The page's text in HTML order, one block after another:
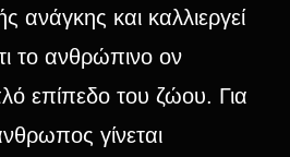
ανάγκης και καλλιεργεί
το ανθρώπινο ον
επίπεδο του ζώου. Για
γίνεται